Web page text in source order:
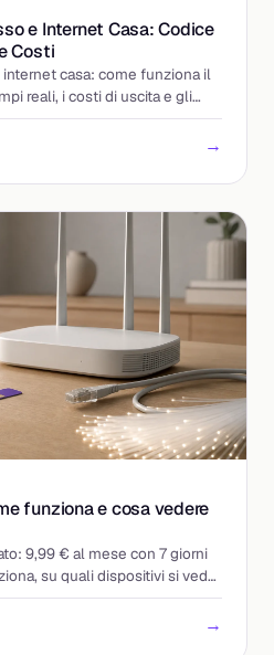
e Internet Casa: Codice
Costi
casa: come funziona il
reali, i costi di uscita e gli
completa.
→
funziona e cosa vedere
9,99 € al mese con 7 giorni
su quali dispositivi si vede
→